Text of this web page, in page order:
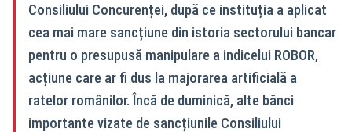
Consiliului Concurenței, după ce instituția a aplicat
cea mai mare sancțiune din istoria sectorului bancar
pentru o presupusă manipulare a indicelui ROBOR,
acțiune care ar fi dus la majorarea artificială a
ratelor românilor. Încă de duminică, alte bănci
importante vizate de sancțiunile Consiliului